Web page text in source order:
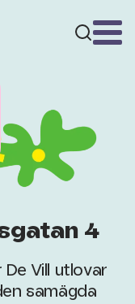
4
Vill utlovar
samägda